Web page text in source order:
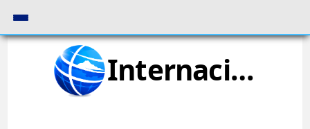
Internacional